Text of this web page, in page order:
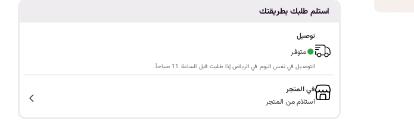
اة
استلم طلبك بطريقتك
توصيل
●متوفر
التوصيل في نفس اليوم في الرياض إذا طلبت قبل الساعة 11 صباحاً.
في المتجر
استلام من المتجر